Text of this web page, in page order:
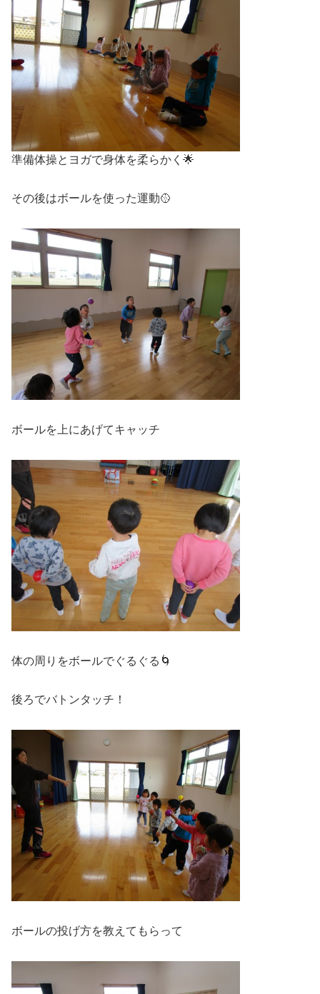
準備体操とヨガで身体を柔らかく🌟
その後はボールを使った運動🥎
ボールを上にあげてキャッチ
体の周りをボールでぐるぐる🌀
後ろでバトンタッチ！
ボールの投げ方を教えてもらって